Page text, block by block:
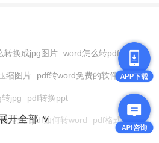
转换成jpg图片 word怎么转pdf
缩图片 pdf转word免费的软件
转jpg pdf转换ppt
格式 pdf如何转word pdf格式转换
开全部 ∨